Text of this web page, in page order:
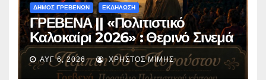
ΔΗΜΟΣ ΓΡΕΒΕΝΩΝ ΕΚΔΗΛΩΣΗ
ΓΡΕΒΕΝΑ || «Πολιτιστικό
Καλοκαίρι 2026» : Θερινό Σινεμά
με την βραβευμένη ταινία
«Μικρές Ανάσες».
ΑΥΓ 6, 2026 ΧΡΉΣΤΟΣ ΜΊΜΗΣ